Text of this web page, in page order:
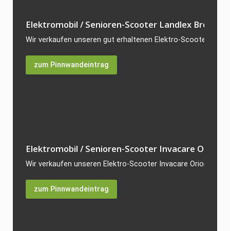
Elektromobil / Senioren-Scooter Landlex
Wir verkaufen unseren gut erhaltenen Elektro-Scooter
zum Pinnwandeintrag
Elektromobil / Senioren-Scooter Invacare Orion...
Wir verkaufen unseren Elektro-Scooter Invacare Orion, da
zum Pinnwandeintrag